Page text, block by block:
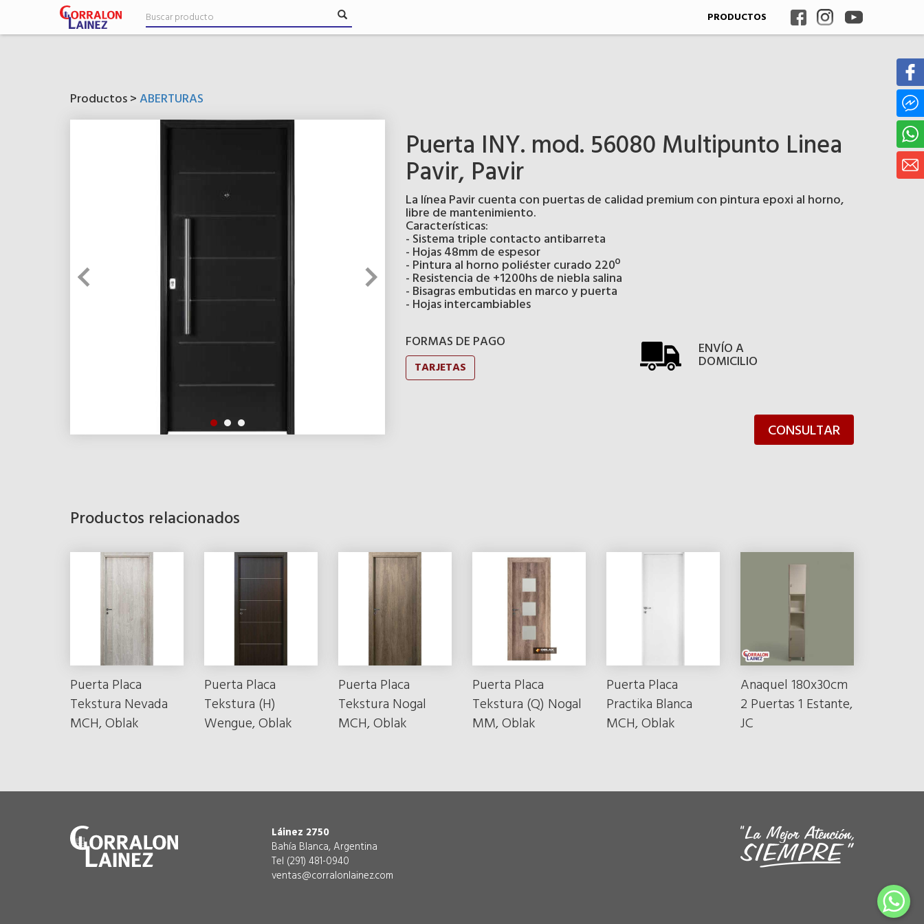
PRODUCTOS
Productos >ABERTURAS
Puerta INY. mod. 56080 Multipunto Linea
Pavir, Pavir
La línea Pavir cuenta con puertas de calidad premium con pintura epoxi al horno,
libre de mantenimiento.
Características:
- Sistema triple contacto antibarreta
- Hojas 48mm de espesor
- Pintura al horno poliéster curado 220º
- Resistencia de +1200hs de niebla salina
- Bisagras embutidas en marco y puerta
- Hojas intercambiables
FORMAS DE PAGO
TARJETAS
ENVÍO A
DOMICILIO
CONSULTAR
Productos relacionados
Puerta Placa
Tekstura Nevada
MCH, Oblak
Puerta Placa
Tekstura (H)
Wengue, Oblak
Puerta Placa
Tekstura Nogal
MCH, Oblak
Puerta Placa
Tekstura (Q) Nogal
MM, Oblak
Puerta Placa
Practika Blanca
MCH, Oblak
Anaquel 180x30cm
2 Puertas 1 Estante,
JC
Láinez 2750
Bahía Blanca, Argentina
Tel (291) 481-0940
ventas@corralonlainez.com